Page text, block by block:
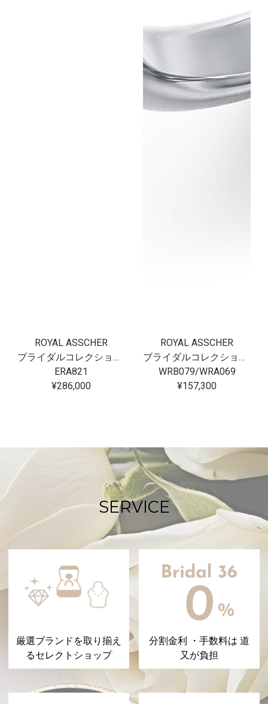
ROYAL ASSCHER
ブライダルコレクション フロリアード
ERA821
¥286,000
ROYAL ASSCHER
ブライダルコレクション フロリアード
WRB079/WRA069
¥157,300
SERVICE
厳選ブランドを取り揃え
るセレクトショップ
分割金利 ・手数料は 道
又が負担